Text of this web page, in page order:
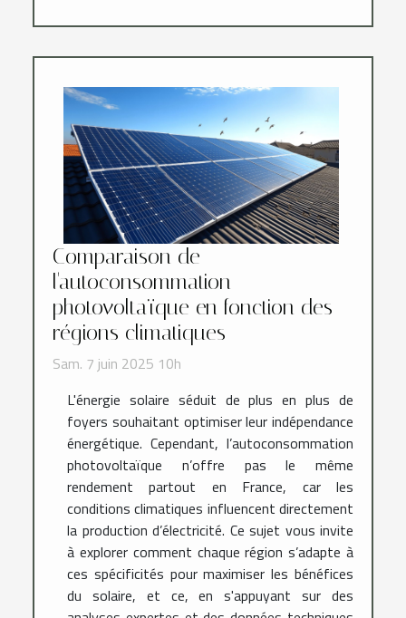
Comparaison de
l'autoconsommation
photovoltaïque en fonction des
régions climatiques
Sam. 7 juin 2025 10h
L'énergie solaire séduit de plus en plus de
foyers souhaitant optimiser leur indépendance
énergétique. Cependant, l’autoconsommation
photovoltaïque n’offre pas le même
rendement partout en France, car les
conditions climatiques influencent directement
la production d’électricité. Ce sujet vous invite
à explorer comment chaque région s’adapte à
ces spécificités pour maximiser les bénéfices
du solaire, et ce, en s'appuyant sur des